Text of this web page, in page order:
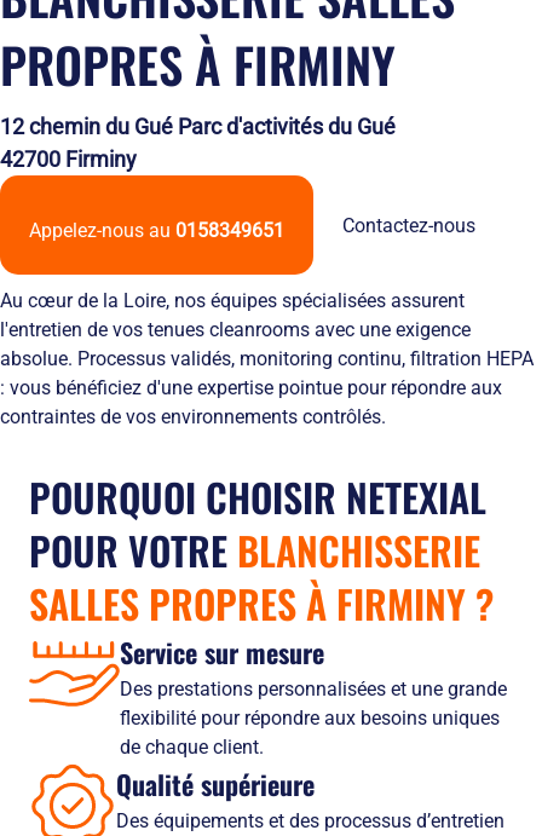
domicile
tenues
de
travail
de
textile
équipements
de
individuelle
Entretien
des
obligations
Netexial
quelques
chiffres
Nous
Nos
nous
confiance
RSE
développement
durable
Le
Netexial
locales
service
Hôtellerie
Solutions
stockage
Tapis
Fontaines
à
Salles
PROPRES À FIRMINY
12 chemin du Gué Parc d'activités du Gué
42700 Firminy
Appelez-nous au 0158349651 Contactez-nous
Au cœur de la Loire, nos équipes spécialisées assurent
l'entretien de vos tenues cleanrooms avec une exigence
absolue. Processus validés, monitoring continu, filtration HEPA
: vous bénéficiez d'une expertise pointue pour répondre aux
contraintes de vos environnements contrôlés.
POURQUOI CHOISIR NETEXIAL
POUR VOTRE BLANCHISSERIE
SALLES PROPRES À FIRMINY?
Service sur mesure
Des prestations personnalisées et une grande
flexibilité pour répondre aux besoins uniques
de chaque client.
Qualité supérieure
Des équipements et des processus d’entretien